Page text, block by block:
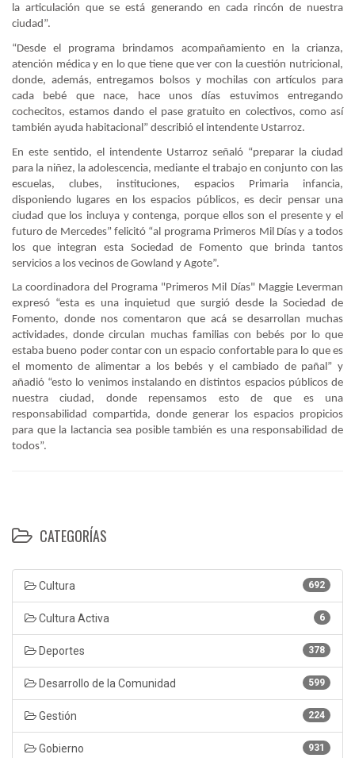
la articulación que se está generando en cada rincón de nuestra
ciudad”.
“Desde el programa brindamos acompañamiento en la crianza,
atención médica y en lo que tiene que ver con la cuestión nutricional,
donde, además, entregamos bolsos y mochilas con artículos para
cada bebé que nace, hace unos días estuvimos entregando
cochecitos, estamos dando el pase gratuito en colectivos, como así
también ayuda habitacional” describió el intendente Ustarroz.
En este sentido, el intendente Ustarroz señaló “preparar la ciudad
para la niñez, la adolescencia, mediante el trabajo en conjunto con las
escuelas, clubes, instituciones, espacios Primaria infancia,
disponiendo lugares en los espacios públicos, es decir pensar una
ciudad que los incluya y contenga, porque ellos son el presente y el
futuro de Mercedes” felicitó “al programa Primeros Mil Días y a todos
los que integran esta Sociedad de Fomento que brinda tantos
servicios a los vecinos de Gowland y Agote”.
La coordinadora del Programa "Primeros Mil Días" Maggie Leverman
expresó “esta es una inquietud que surgió desde la Sociedad de
Fomento, donde nos comentaron que acá se desarrollan muchas
actividades, donde circulan muchas familias con bebés por lo que
estaba bueno poder contar con un espacio confortable para lo que es
el momento de alimentar a los bebés y el cambiado de pañal” y
añadió “esto lo venimos instalando en distintos espacios públicos de
nuestra ciudad, donde repensamos esto de que es una
responsabilidad compartida, donde generar los espacios propicios
para que la lactancia sea posible también es una responsabilidad de
todos”.
CATEGORÍAS
692
Cultura
6
Cultura Activa
378
Deportes
599
Desarrollo de la Comunidad
224
Gestión
931
Gobierno